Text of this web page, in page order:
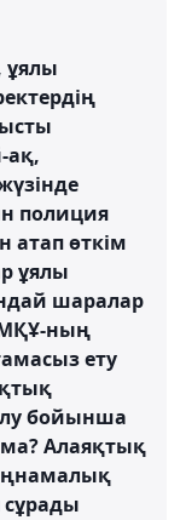
ұялы
ақ,
полиция
атап өткім
ұялы
шаралар
МҚҰ-ның
ету
бойынша
Алаяқтық
сұрады